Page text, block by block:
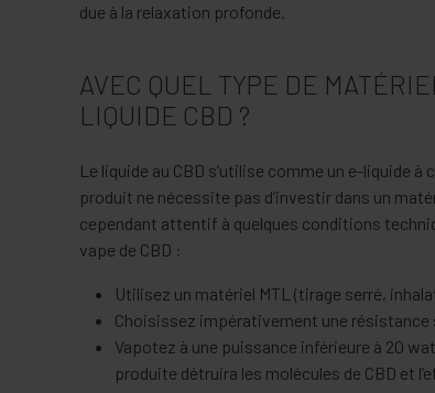
due à la relaxation profonde.
AVEC QUEL TYPE DE
LIQUIDE CBD ?
Le liquide au CBD s’utilise comme un e-liquide
produit ne nécessite pas d’investir dans un
cependant attentif à quelques conditions
vape de CBD :
Utilisez un matériel MTL (tirage serré,
Choisissez impérativement une résistance
Vapotez à une puissance inférieure à 20
produite détruira les molécules de CBD et